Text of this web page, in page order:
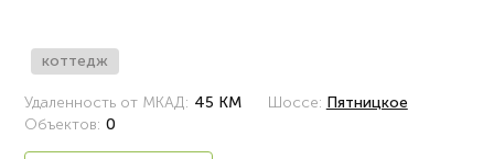
коттедж
Удаленность от МКАД: 45 КМ Шоссе: Пятницкое
Объектов: 0